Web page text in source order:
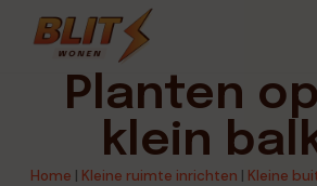
Planten
klein
Home | Kleine ruimte inrichten | Kleine